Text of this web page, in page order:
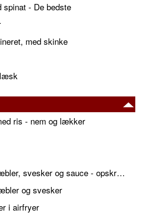
spinat - De bedste
med skinke
ris - nem og lækker
Andesteg med æbler, svesker og sauce - opskrift også til jul
og svesker
i airfryer